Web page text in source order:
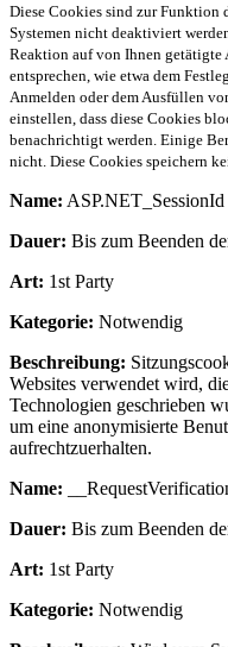
Diese Cookies sind zur Funktion
Systemen nicht deaktiviert
Reaktion auf von Ihnen getätigte
entsprechen, wie etwa dem
Anmelden oder dem Ausfüllen
einstellen, dass diese Cookies
benachrichtigt werden. Einige
nicht. Diese Cookies speichern
Name: ASP.NET_SessionId
Dauer: Bis zum Beenden
Art: 1st Party
Kategorie: Notwendig
Beschreibung:
Websites verwendet wird,
Technologien geschrieben
um eine anonymisierte
aufrechtzuerhalten.
Name:
Dauer: Bis zum Beenden
Art: 1st Party
Kategorie: Notwendig